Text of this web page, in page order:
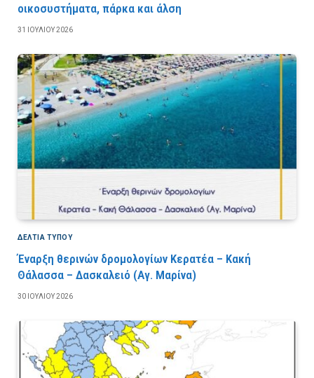
οικοσυστήματα, πάρκα και άλση
31 ΙΟΥΛΊΟΥ 2026
ΔΕΛΤΙΑ ΤΥΠΟΥ
Έναρξη θερινών δρομολογίων Κερατέα – Κακή
Θάλασσα – Δασκαλειό (Αγ. Μαρίνα)
30 ΙΟΥΛΊΟΥ 2026